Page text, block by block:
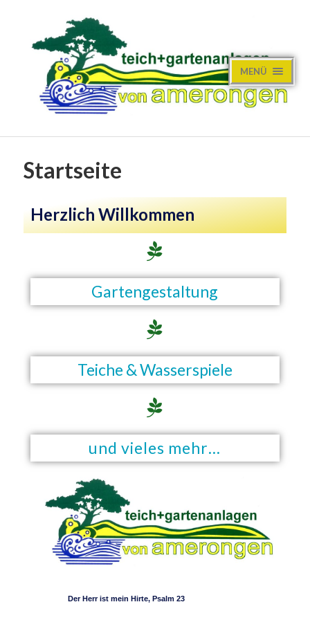
MENÜ
Startseite
Herzlich Willkommen
Gartengestaltung
Teiche & Wasserspiele
und vieles mehr…
Der Herr ist mein Hirte, Psalm 23